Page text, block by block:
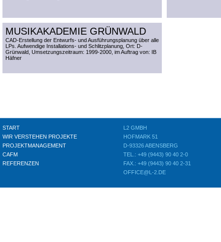
MUSIKAKADEMIE GRÜNWALD
CAD-Erstellung der Entwurfs- und Ausführungsplanung über alle
LPs. Aufwendige Installations- und Schlitzplanung, Ort: D-
Grünwald, Umsetzungszeitraum: 1999-2000, im Auftrag von: IB
Häfner
START
WIR VERSTEHEN PROJEKTE
PROJEKTMANAGEMENT
CAFM
REFERENZEN
L2 GMBH
HOFMARK 51
D-93326 ABENSBERG
TEL.: +49 (9443) 90 40 2-0
FAX.: +49 (9443) 90 40 2-31
OFFICE@L-2.DE